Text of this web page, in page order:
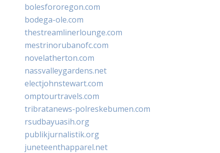
bolesfororegon.com
bodega-ole.com
thestreamlinerlounge.com
mestrinorubanofc.com
novelatherton.com
nassvalleygardens.net
electjohnstewart.com
omptourtravels.com
tribratanews-polreskebumen.com
rsudbayuasih.org
publikjurnalistik.org
juneteenthapparel.net